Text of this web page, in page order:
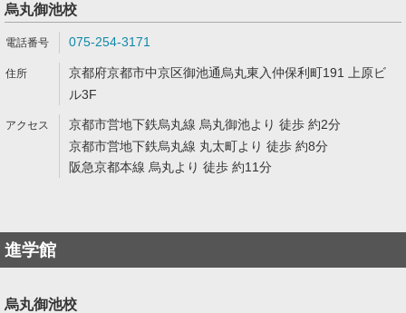
烏丸御池校
075-254-3171
京都府京都市中京区御池通烏丸東入仲保利町191 上原ビ
ル3F
京都市営地下鉄烏丸線 烏丸御池より 徒歩 約2分
京都市営地下鉄烏丸線 丸太町より 徒歩 約8分
阪急京都本線 烏丸より 徒歩 約11分
進学館
烏丸御池校